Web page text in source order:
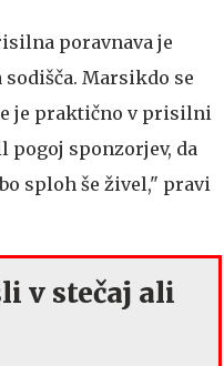
poravnava je
Marsikdo se
je praktično v prisilni
pogoj sponzorjev, da
sploh še živel," pravi
v stečaj ali